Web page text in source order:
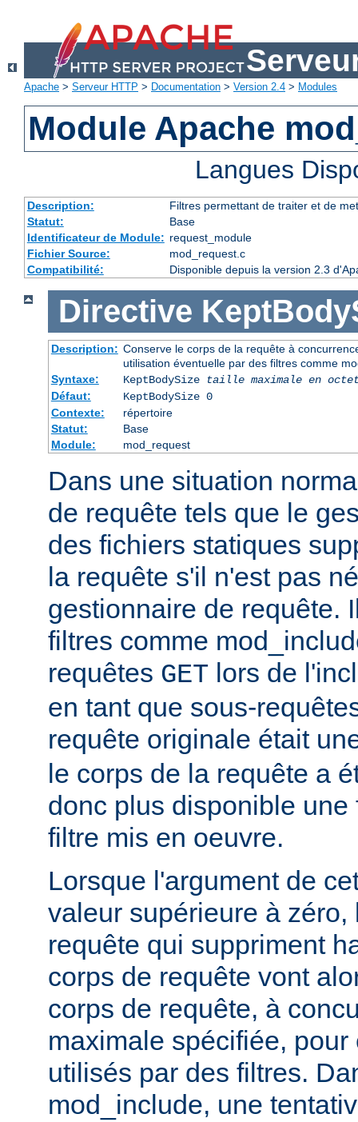
Apache > Serveur HTTP > Documentation > Version 2.4 > Modules
Module Apache
Langues
Description:
Filtres permettant de traiter et de
Statut:
Base
Identificateur de Module: request_module
Fichier Source:
mod_request.c
Compatibilité:
Disponible depuis la version 2.3
Directive
Description: Conserve le corps de la requête à
utilisation éventuelle par des filtres comme
Syntaxe:
KeptBodySize
taille maximale en
Défaut:
KeptBodySize 0
Contexte:
répertoire
Statut:
Base
Module:
mod_request
Dans une situation
de requête tels que le
des fichiers statiques
la requête s'il n'est pas
gestionnaire de requête.
filtres comme
requêtes GET lors de
en tant que sous-
requête originale était
le corps de la requête a
donc plus disponible
filtre mis en oeuvre.
Lorsque l'argument de
valeur supérieure à
requête qui suppriment
corps de requête vont
corps de requête, à
maximale spécifiée,
utilisés par des filtres.
mod_include, une